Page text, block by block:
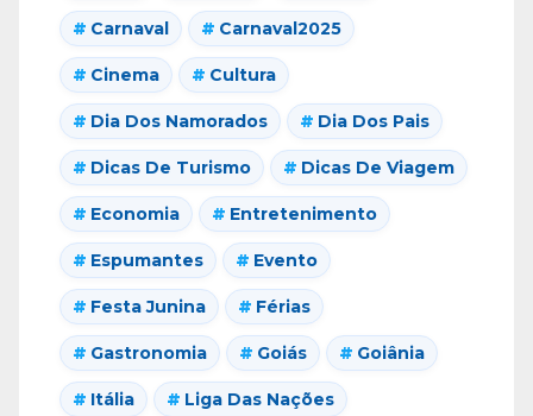
Carnaval Carnaval2025
Cinema Cultura
Dia Dos Namorados Dia Dos Pais
Dicas De Turismo Dicas De Viagem
Economia Entretenimento
Espumantes Evento
Festa Junina Férias
Gastronomia Goiás Goiânia
Itália Liga Das Nações